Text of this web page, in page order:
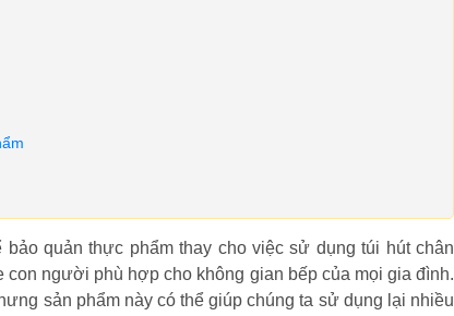
bảo quản thực phẩm thay cho việc sử dụng túi hút chân
người phù hợp cho không gian bếp của mọi gia đình.
sản phẩm này có thể giúp chúng ta sử dụng lại nhiều